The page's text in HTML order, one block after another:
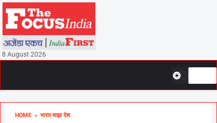
8 August 2026
HOME » भारत माझा देश